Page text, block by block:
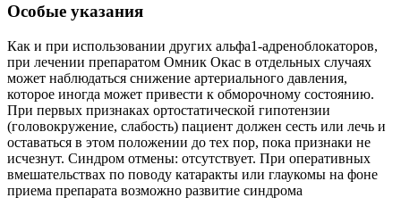
Особые указания
Как и при использовании других альфа1-адреноблокаторов,
при лечении препаратом Омник Окас в отдельных случаях
может наблюдаться снижение артериального давления,
которое иногда может привести к обморочному состоянию.
При первых признаках ортостатической гипотензии
(головокружение, слабость) пациент должен сесть или лечь и
оставаться в этом положении до тех пор, пока признаки не
исчезнут. Синдром отмены: отсутствует. При оперативных
вмешательствах по поводу катаракты или глаукомы на фоне
приема препарата возможно развитие синдрома